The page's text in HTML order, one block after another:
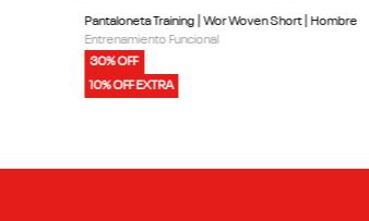
Pantaloneta Training | Wor Woven Short | Hombre
Entrenamiento Funcional
30% OFF
10% OFF EXTRA